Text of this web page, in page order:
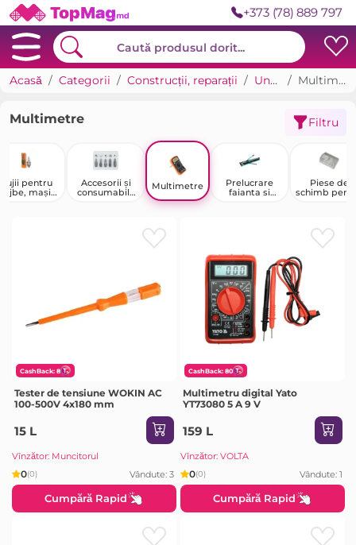
+373 (78) 889 797
Acasă Categorii Construcții, reparații Unelte Multimetre
Multimetre Filtru
Bujii pentru
mașini
Accesorii și
consumabile
Multimetre
Prelucrare
faianta si
Piese de
schimb
CashBack: 8
Tester de tensiune WOKIN AC
100-500V 4x180 mm
15 L
Vînzător: Muncitorul
0(0) Vândute: 3
Cumpără Rapid
CashBack: 80
Multimetru digital Yato
YT73080 5 A 9 V
159 L
Vînzător: VOLTA
0(0) Vândute: 1
Cumpără Rapid